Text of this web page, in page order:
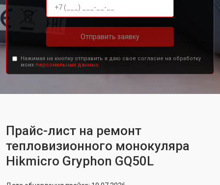
Отправить заявку
Нажимая на кнопку отправить я даю свое согласие на обработку
моих персональных данных.
Прайс-лист на ремонт
тепловизионного монокуляра
Hikmicro Gryphon GQ50L